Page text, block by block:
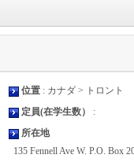
位置 : カナダ > トロント
定員(在学生数）
:
所在地
135 Fennell Ave W. P.O. Box